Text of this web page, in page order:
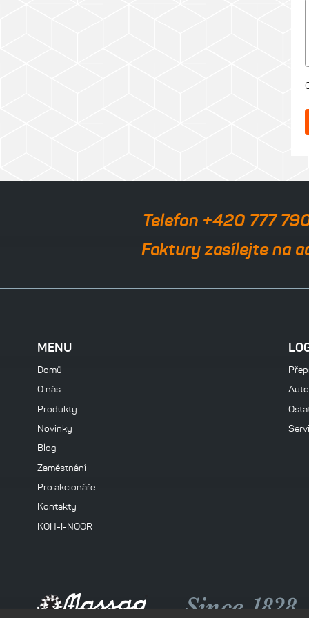
Telefon +420 777
Faktury zasílejte na
MENU
Domů
O nás
Produkty
Novinky
Blog
Zaměstnání
Pro akcionáře
Kontakty
KOH-I-NOOR